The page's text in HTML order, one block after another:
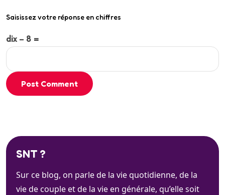
Saisissez votre réponse en chiffres
dix − 8 =
Post Comment
SNT ?
Sur ce blog, on parle de la vie quotidienne, de la
vie de couple et de la vie en générale, qu’elle soit